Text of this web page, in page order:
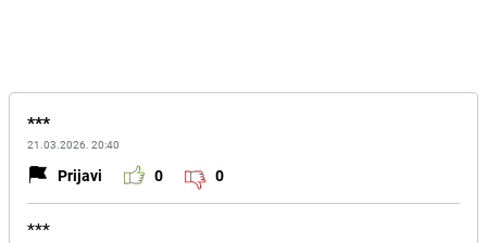
***
21.03.2026. 20:40
Prijavi 0 0
***